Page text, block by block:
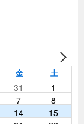
金 土
31
1
7
8
14
15